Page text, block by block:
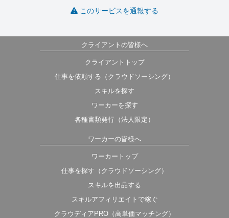
このサービスを通報する
クライアントの皆様へ
クライアントトップ
仕事を依頼する（クラウドソーシング）
スキルを探す
ワーカーを探す
各種書類発行（法人限定）
ワーカーの皆様へ
ワーカートップ
仕事を探す（クラウドソーシング）
スキルを出品する
スキルアフィリエイトで稼ぐ
クラウディアPRO（高単価マッチング）